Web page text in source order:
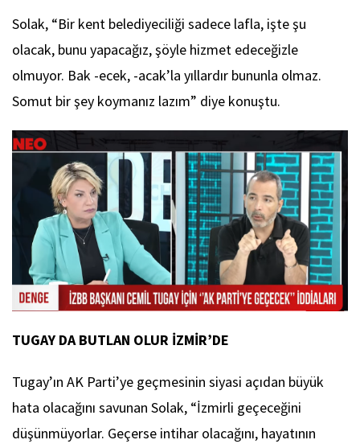
Solak, “Bir kent belediyeciliği sadece lafla, işte şu
olacak, bunu yapacağız, şöyle hizmet edeceğizle
olmuyor. Bak -ecek, -acak’la yıllardır bununla olmaz.
Somut bir şey koymanız lazım” diye konuştu.
TUGAY DA BUTLAN OLUR İZMİR’DE
Tugay’ın AK Parti’ye geçmesinin siyasi açıdan büyük
hata olacağını savunan Solak, “İzmirli geçeceğini
düşünmüyorlar. Geçerse intihar olacağını, hayatının